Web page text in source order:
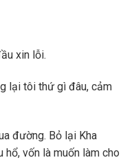
xin lỗi.
lại tôi thứ gì đâu, cảm
đường. Bỏ lại Kha
vốn là muốn làm cho